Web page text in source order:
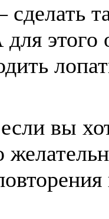
сделать
этого
вы